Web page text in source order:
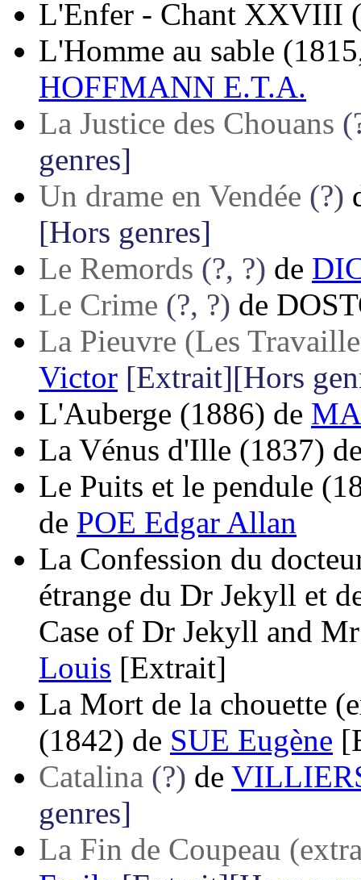
L'Enfer - Chant XXVIII
L'Homme au sable
HOFFMANN E.T.A.
La Justice des Chouans
genres]
Un drame en Vendée (?)
[Hors genres]
Le Remords (?, ?) de
Le Crime (?, ?) de
La Pieuvre (Les
Victor [Extrait][Hors
L'Auberge (1886) de
La Vénus d'Ille (1837)
Le Puits et le pendule
de POE Edgar Allan
La Confession du
étrange du Dr Jekyll et
Case of Dr Jekyll and
Louis [Extrait]
La Mort de la chouette
(1842) de SUE Eugène
Catalina (?) de
genres]
La Fin de Coupeau